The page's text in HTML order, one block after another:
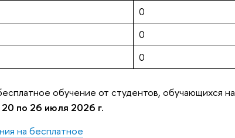
0
0
0
обучение от студентов, обучающихся на
20 по 26 июля 2026 г.
на бесплатное